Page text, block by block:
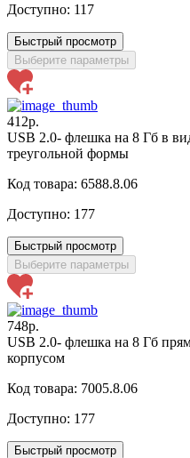
Доступно: 117
Быстрый просмотр
Выберите параметры
412р.
USB 2.0- флешка на 8 Гб в
треугольной формы
Код товара: 6588.8.06
Доступно: 177
Быстрый просмотр
Выберите параметры
748р.
USB 2.0- флешка на 8 Гб
корпусом
Код товара: 7005.8.06
Доступно: 177
Быстрый просмотр